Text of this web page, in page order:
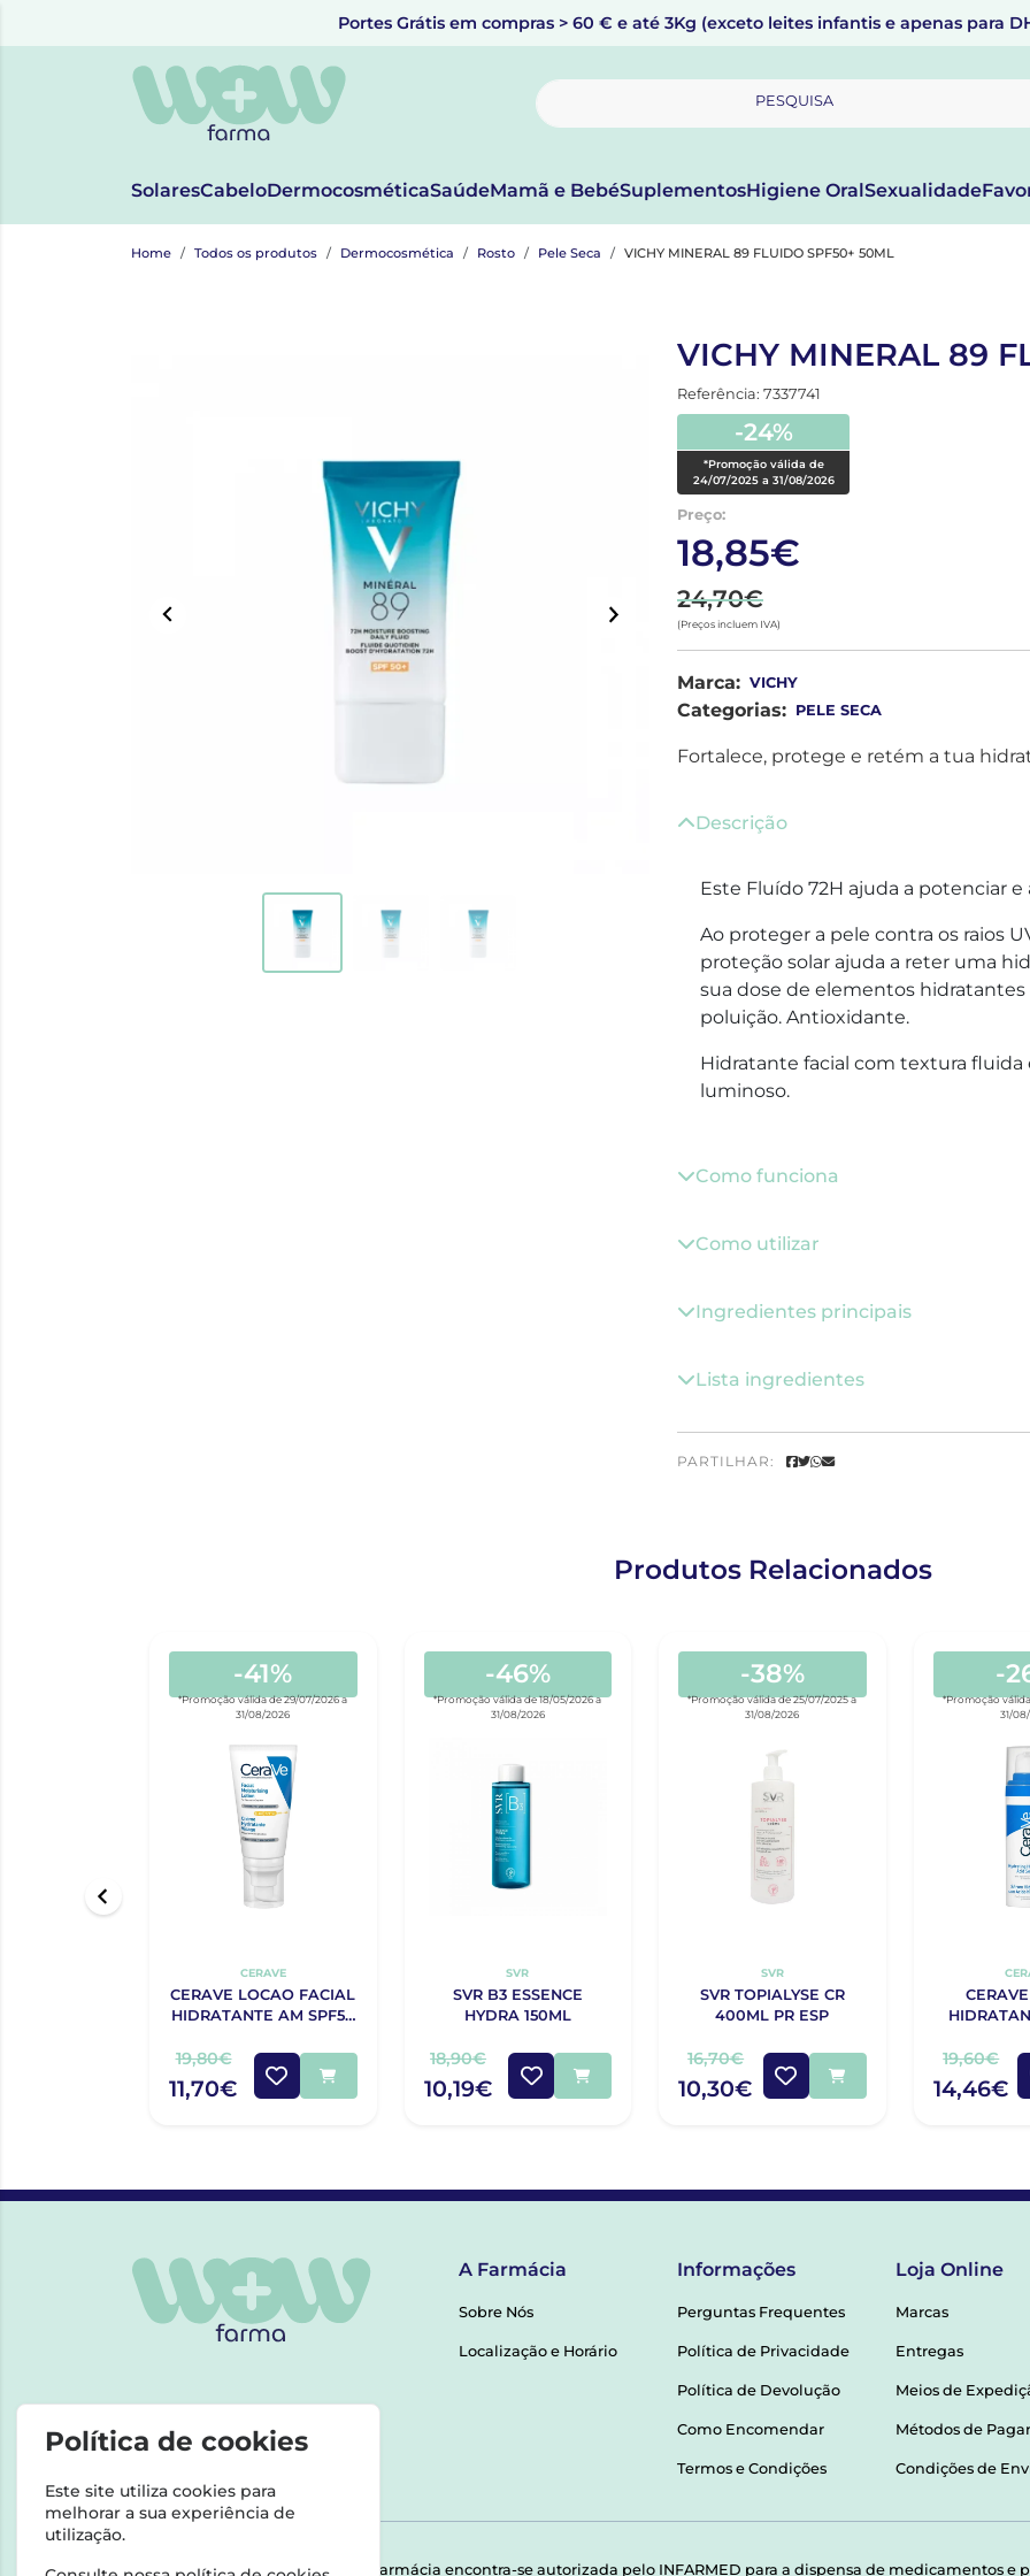
Portes Grátis em compras > 60 € e até 3Kg (exceto leites infantis e apenas para
PESQUISA
SolaresCabeloDermocosméticaSaúdeMamã e BebéSuplementosHigiene OralSexualidade
Home Todos os produtos Dermocosmética Rosto Pele Seca VICHY MINERAL 89 FLUIDO SPF50+ 50ML
VICHY MINERAL 89
Referência: 7337741
-24%
*Promoção válida de
24/07/2025 a 31/08/2026
Preço:
18,85€
24,70€
(Preços incluem IVA)
Marca: VICHY
Categorias: PELE SECA
Fortalece, protege e retém a tua
Descrição
Este Fluído 72H ajuda a potenciar
Ao proteger a pele contra os raios
proteção solar ajuda a reter uma
sua dose de elementos
poluição. Antioxidante.
Hidratante facial com textura
luminoso.
Como funciona
Como utilizar
Ingredientes principais
Lista ingredientes
PARTILHAR:
Produtos Relacionados
-41%
*Promoção válida de 29/07/2026 a
31/08/2026
CERAVE
CERAVE LOCAO FACIAL
HIDRATANTE AM SPF50
19,80€
11,70€
-46%
*Promoção válida de 18/05/2026 a
31/08/2026
SVR
SVR B3 ESSENCE
HYDRA 150ML
18,90€
10,19€
-38%
*Promoção válida de 25/07/2025 a
31/08/2026
SVR
SVR TOPIALYSE CR
400ML PR ESP
16,70€
10,30€
-
*Promoção
31/
19,60€
14,46€
A Farmácia
Sobre Nós
Localização e Horário
Informações
Perguntas Frequentes
Política de Privacidade
Política de Devolução
Como Encomendar
Termos e Condições
Loja Online
Marcas
Entregas
Meios de
Métodos de
Condições de
Esta farmácia encontra-se autorizada pelo INFARMED para a dispensa de medicamentos e
Política de cookies
Este site utiliza cookies para
melhorar a sua experiência de
utilização.